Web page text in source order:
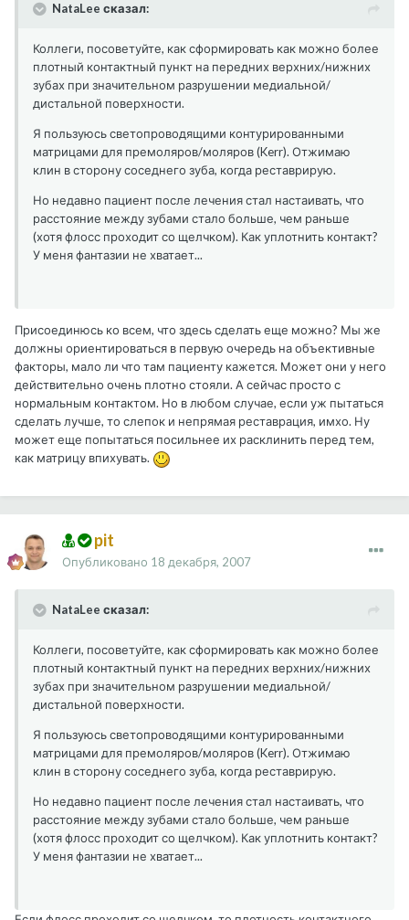
NataLee сказал:
Коллеги, посоветуйте, как сформировать как можно более
плотный контактный пункт на передних верхних/нижних
зубах при значительном разрушении медиальной/
дистальной поверхности.
Я пользуюсь светопроводящими контурированными
матрицами для премоляров/моляров (Kerr). Отжимаю
клин в сторону соседнего зуба, когда реставрирую.
Но недавно пациент после лечения стал настаивать, что
расстояние между зубами стало больше, чем раньше
(хотя флосс проходит со щелчком). Как уплотнить контакт?
У меня фантазии не хватает...
Присоединюсь ко всем, что здесь сделать еще можно? Мы же
должны ориентироваться в первую очередь на объективные
факторы, мало ли что там пациенту кажется. Может они у него
действительно очень плотно стояли. А сейчас просто с
нормальным контактом. Но в любом случае, если уж пытаться
сделать лучше, то слепок и непрямая реставрация, имхо. Ну
может еще попытаться посильнее их расклинить перед тем,
как матрицу впихувать.
pit
Опубликовано 18 декабря, 2007
NataLee сказал:
Коллеги, посоветуйте, как сформировать как можно более
плотный контактный пункт на передних верхних/нижних
зубах при значительном разрушении медиальной/
дистальной поверхности.
Я пользуюсь светопроводящими контурированными
матрицами для премоляров/моляров (Kerr). Отжимаю
клин в сторону соседнего зуба, когда реставрирую.
Но недавно пациент после лечения стал настаивать, что
расстояние между зубами стало больше, чем раньше
(хотя флосс проходит со щелчком). Как уплотнить контакт?
У меня фантазии не хватает...